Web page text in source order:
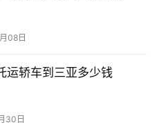
08日
运轿车到三亚多少钱
30日